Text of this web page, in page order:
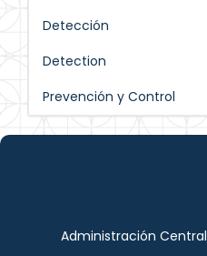
Detección
Detection
Prevención y Control
Administración Central